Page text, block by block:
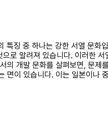
특징 중 하나는 강한 서열 문
로 알려져 있습니다. 이러한
의 개발 문화를 살펴보면, 문
면이 있습니다. 이는 일본이